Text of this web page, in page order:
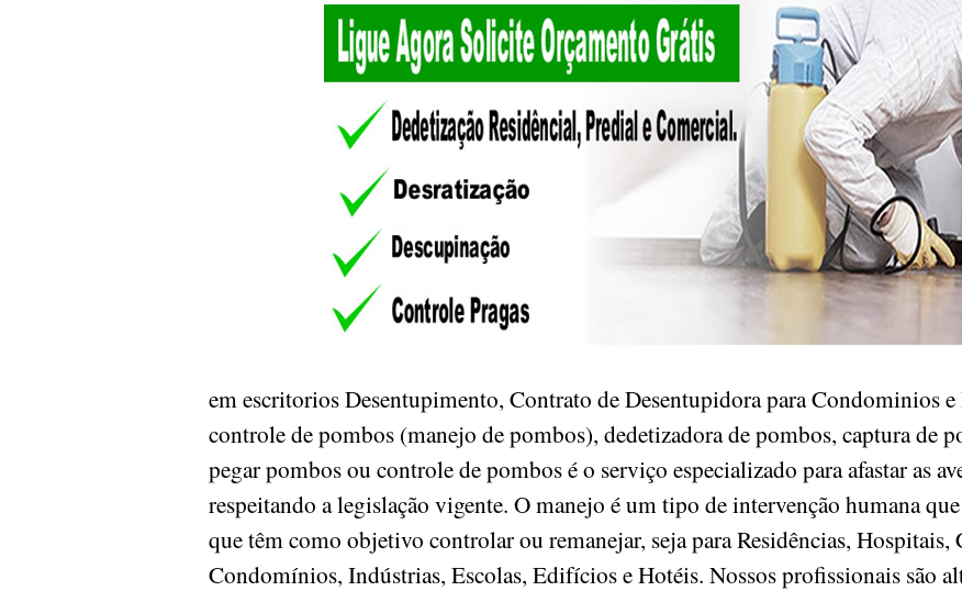
em escritorios Desentupimento, Contrato de Desentupidora para Condominios e
controle de pombos (manejo de pombos), dedetizadora de pombos, captura de
pegar pombos ou controle de pombos é o serviço especializado para afastar as
respeitando a legislação vigente. O manejo é um tipo de intervenção humana
que têm como objetivo controlar ou remanejar, seja para Residências, Hospitais,
Condomínios, Indústrias, Escolas, Edifícios e Hotéis. Nossos profissionais são